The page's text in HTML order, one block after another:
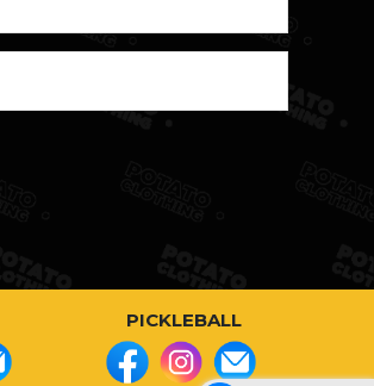
PICKLEBALL